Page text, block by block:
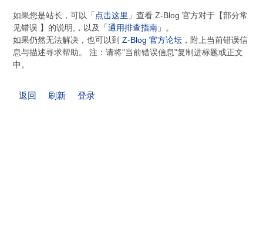
如果您是站长，可以 「点击这里」查看 Z-Blog 官方对于【部分常
见错误 】的说明,，以及
「通用排查指南」 。
如果仍然无法解决，也可以到Z-Blog 官方论坛 ，附上当前错误信
息与描述寻求帮助。 注：请将"当前错误信息"复制进标题或正文
中。
返回 刷新 登录